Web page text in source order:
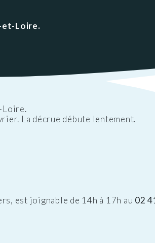
officielles
Agenda
des ENS
et-Loire.
Loire.
La décrue débute lentement.
est joignable de 14h à 17h au 02